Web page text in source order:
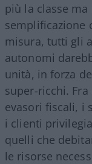
più la classe
semplificazione
misura, tutti gli
autonomi
unità, in forza
super-ricchi.
evasori fiscali, i
i clienti
quelli che
le risorse